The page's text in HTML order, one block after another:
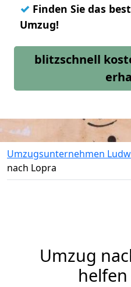
✓ Finden Sie das
Umzug!
blitzschnell
Umzugsunternehmen
nach Lopra
Umzug